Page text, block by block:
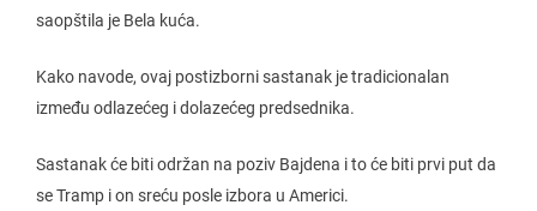
saopštila je Bela kuća.
Kako navode, ovaj postizborni sastanak je tradicionalan
između odlazećeg i dolazećeg predsednika.
Sastanak će biti održan na poziv Bajdena i to će biti prvi put da
se Tramp i on sreću posle izbora u Americi.